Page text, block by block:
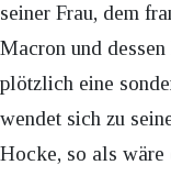
seiner Frau, dem
Macron und
plötzlich eine
wendet sich zu
Hocke, so als wäre